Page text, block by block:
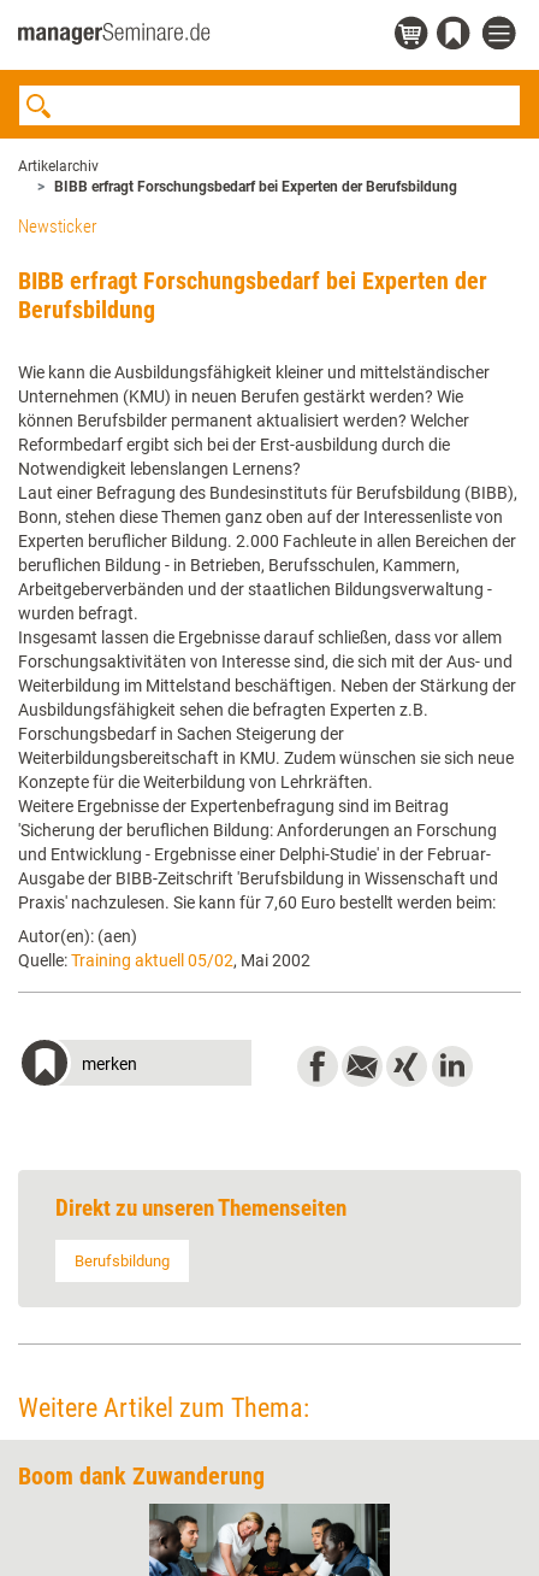
Artikelarchiv
BIBB erfragt Forschungsbedarf bei Experten der Berufsbildung
Newsticker
BIBB erfragt Forschungsbedarf bei Experten der
Berufsbildung
Wie kann die Ausbildungsfähigkeit kleiner und mittelständischer
Unternehmen (KMU) in neuen Berufen gestärkt werden? Wie
können Berufsbilder permanent aktualisiert werden? Welcher
Reformbedarf ergibt sich bei der Erst-ausbildung durch die
Notwendigkeit lebenslangen Lernens?
Laut einer Befragung des Bundesinstituts für Berufsbildung (BIBB),
Bonn, stehen diese Themen ganz oben auf der Interessenliste von
Experten beruflicher Bildung. 2.000 Fachleute in allen Bereichen der
beruflichen Bildung - in Betrieben, Berufsschulen, Kammern,
Arbeitgeberverbänden und der staatlichen Bildungsverwaltung -
wurden befragt.
Insgesamt lassen die Ergebnisse darauf schließen, dass vor allem
Forschungsaktivitäten von Interesse sind, die sich mit der Aus- und
Weiterbildung im Mittelstand beschäftigen. Neben der Stärkung der
Ausbildungsfähigkeit sehen die befragten Experten z.B.
Forschungsbedarf in Sachen Steigerung der
Weiterbildungsbereitschaft in KMU. Zudem wünschen sie sich neue
Konzepte für die Weiterbildung von Lehrkräften.
Weitere Ergebnisse der Expertenbefragung sind im Beitrag
'Sicherung der beruflichen Bildung: Anforderungen an Forschung
und Entwicklung - Ergebnisse einer Delphi-Studie' in der Februar-
Ausgabe der BIBB-Zeitschrift 'Berufsbildung in Wissenschaft und
Praxis' nachzulesen. Sie kann für 7,60 Euro bestellt werden beim:
Autor(en): (aen)
Quelle:Training aktuell 05/02, Mai 2002
merken
Direkt zu unseren Themenseiten
Berufsbildung
Weitere Artikel zum Thema:
Boom dank Zuwanderung